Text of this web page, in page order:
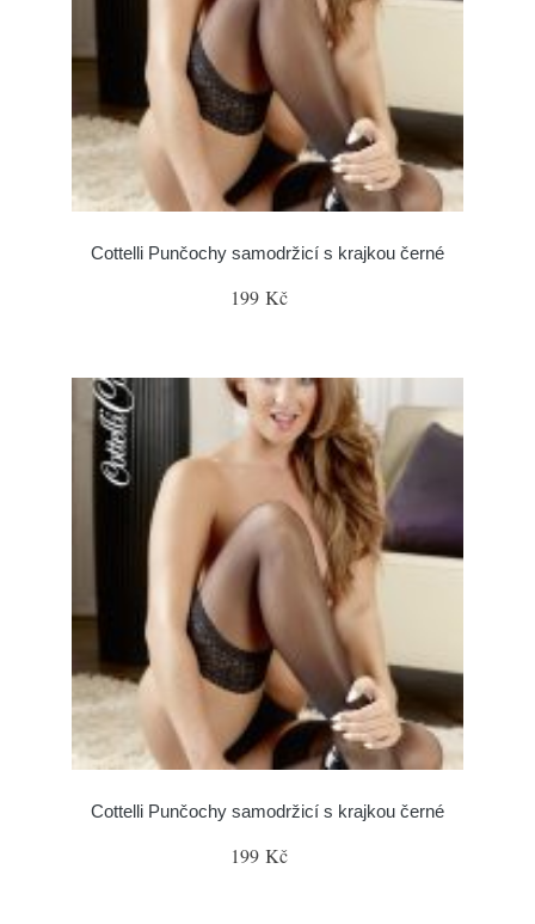
Cottelli Punčochy samodržicí s krajkou černé
199 Kč
Cottelli Punčochy samodržicí s krajkou černé
199 Kč